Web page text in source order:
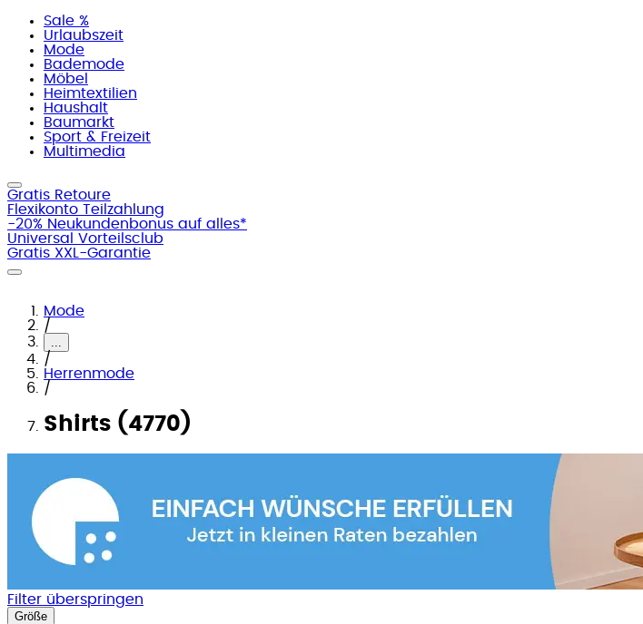
Sale %
Urlaubszeit
Mode
Bademode
Möbel
Heimtextilien
Haushalt
Baumarkt
Sport & Freizeit
Multimedia
Gratis Retoure
Flexikonto Teilzahlung
-20% Neukundenbonus auf alles*
Universal Vorteilsclub
Gratis XXL-Garantie
Mode
/
...
/
Herrenmode
/
Shirts (4770)
Filter überspringen
Größe